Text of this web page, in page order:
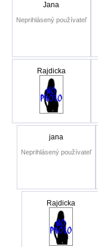
Jana
Neprihlásený používateľ
Rajdicka
jana
Neprihlásený používateľ
Rajdicka